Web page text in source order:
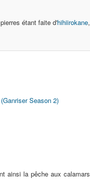
étant faite d'hihiirokane,
Season 2)
ainsi la pêche aux calamars